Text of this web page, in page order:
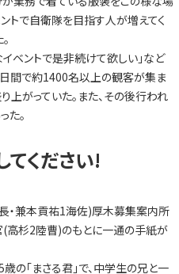
ントで自衛隊を目指す人が増えてく
ベントで是非続けて欲しい」など
間で約1400名以上の観客が集ま
上がっていた。また、その後行われ
た。
てください!
・兼本貢祐1海佐)厚木募集案内所
高杉2陸曹)のもとに一通の手紙が
「まさる君」で、中学生の兄と一